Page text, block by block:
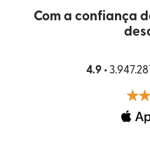
Com a confiança
4.9 •